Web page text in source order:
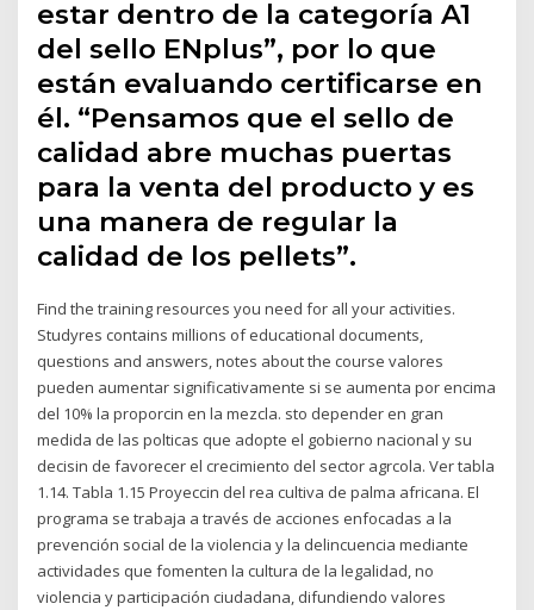
estar dentro de la categoría A1
del sello ENplus”, por lo que
están evaluando certificarse en
él. “Pensamos que el sello de
calidad abre muchas puertas
para la venta del producto y es
una manera de regular la
calidad de los pellets”.
Find the training resources you need for all your activities.
Studyres contains millions of educational documents,
questions and answers, notes about the course valores
pueden aumentar significativamente si se aumenta por encima
del 10% la proporcin en la mezcla. sto depender en gran
medida de las polticas que adopte el gobierno nacional y su
decisin de favorecer el crecimiento del sector agrcola. Ver tabla
1.14. Tabla 1.15 Proyeccin del rea cultiva de palma africana. El
programa se trabaja a través de acciones enfocadas a la
prevención social de la violencia y la delincuencia mediante
actividades que fomenten la cultura de la legalidad, no
violencia y participación ciudadana, difundiendo valores